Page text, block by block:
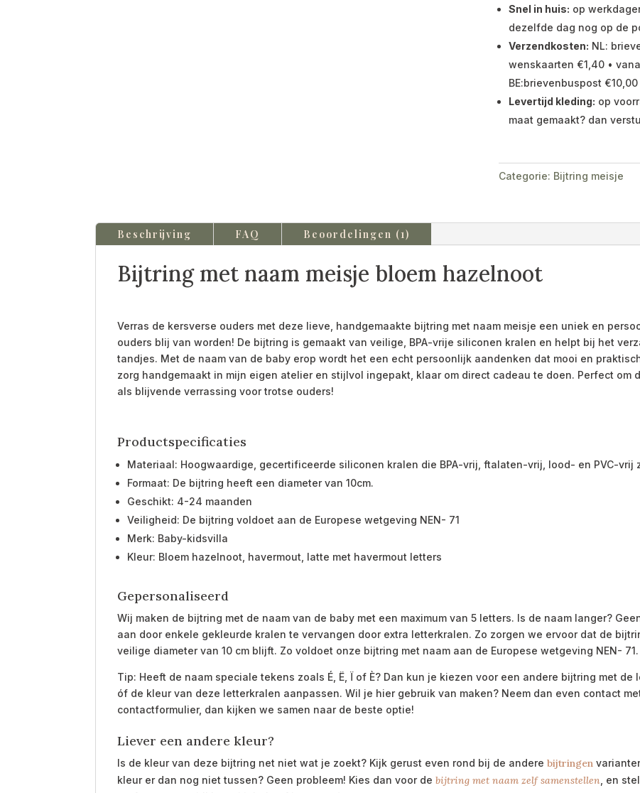
Snel in huis: op
dezelfde dag nog op de
Verzendkosten: NL:
wenskaarten €1,40 •
BE:brievenbuspost
Levertijd kleding: op
maat gemaakt? dan
Categorie: Bijtring meisje
Beschrijving FAQ Beoordelingen (1)
Bijtring met naam meisje bloem hazelnoot
Verras de kersverse ouders met deze lieve, handgemaakte bijtring met naam meisje een uniek en
ouders blij van worden! De bijtring is gemaakt van veilige, BPA-vrije siliconen kralen en helpt bij het
tandjes. Met de naam van de baby erop wordt het een echt persoonlijk aandenken dat mooi en
zorg handgemaakt in mijn eigen atelier en stijlvol ingepakt, klaar om direct cadeau te doen. Perfect om
als blijvende verrassing voor trotse ouders!
Productspecificaties
Materiaal: Hoogwaardige, gecertificeerde siliconen kralen die BPA-vrij, ftalaten-vrij, lood- en PVC-vrij
Formaat: De bijtring heeft een diameter van 10cm.
Geschikt: 4-24 maanden
Veiligheid: De bijtring voldoet aan de Europese wetgeving NEN- 71
Merk: Baby-kidsvilla
Kleur: Bloem hazelnoot, havermout, latte met havermout letters
Gepersonaliseerd
Wij maken de bijtring met de naam van de baby met een maximum van 5 letters. Is de naam langer?
aan door enkele gekleurde kralen te vervangen door extra letterkralen. Zo zorgen we ervoor dat de
veilige diameter van 10 cm blijft. Zo voldoet onze bijtring met naam aan de Europese wetgeving NEN- 71.
Tip: Heeft de naam speciale tekens zoals É, Ë, Ï of È? Dan kun je kiezen voor een andere bijtring met
óf de kleur van deze letterkralen aanpassen. Wil je hier gebruik van maken? Neem dan even contact
contactformulier, dan kijken we samen naar de beste optie!
Liever een andere kleur?
Is de kleur van deze bijtring net niet wat je zoekt? Kijk gerust even rond bij de anderebijtringen
kleur er dan nog niet tussen? Geen probleem! Kies dan voor debijtring met naam zelf samenstellen , en